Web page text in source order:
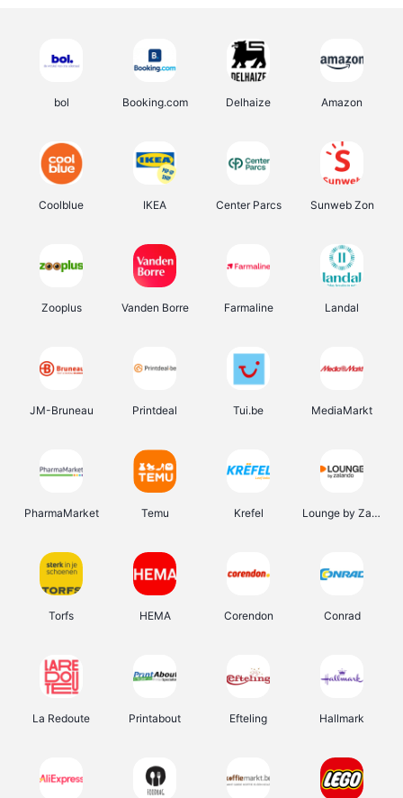
bol Booking.com Delhaize Amazon
Coolblue IKEA Center Parcs Sunweb Zon
Zooplus Vanden Borre Farmaline Landal
JM-Bruneau Printdeal Tui.be MediaMarkt
PharmaMarket Temu Krefel Lounge by Zalando
Torfs HEMA Corendon Conrad
La Redoute Printabout Efteling Hallmark